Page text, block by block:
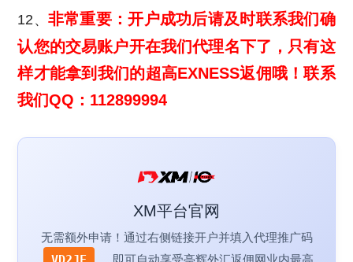
12、 非常重要：开户成功后请及时联系我们确
认您的交易账户开在我们代理名下了，只有这
样才能拿到我们的超高EXNESS返佣哦！联系
我们QQ：112899994
XM平台官网
无需额外申请！通过右侧链接开户并填入代理推广码
，即可自动享受亭辉外汇返佣网业内最高